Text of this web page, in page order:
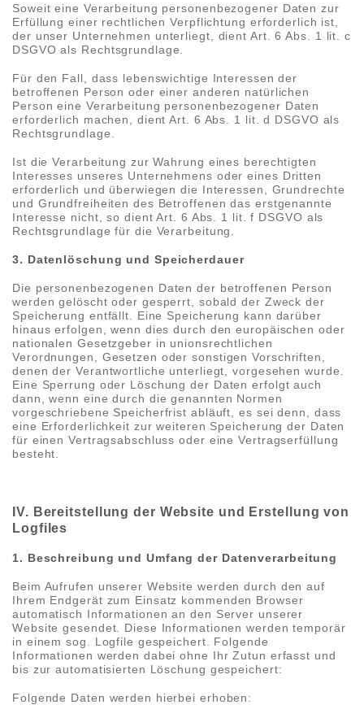
Soweit eine Verarbeitung personenbezogener Daten zur
Erfüllung einer rechtlichen Verpflichtung erforderlich ist,
der unser Unternehmen unterliegt, dient Art. 6 Abs. 1 lit. c
DSGVO als Rechtsgrundlage.
Für den Fall, dass lebenswichtige Interessen der
betroffenen Person oder einer anderen natürlichen
Person eine Verarbeitung personenbezogener Daten
erforderlich machen, dient Art. 6 Abs. 1 lit. d DSGVO als
Rechtsgrundlage.
Ist die Verarbeitung zur Wahrung eines berechtigten
Interesses unseres Unternehmens oder eines Dritten
erforderlich und überwiegen die Interessen, Grundrechte
und Grundfreiheiten des Betroffenen das erstgenannte
Interesse nicht, so dient Art. 6 Abs. 1 lit. f DSGVO als
Rechtsgrundlage für die Verarbeitung.
3. Datenlöschung und Speicherdauer
Die personenbezogenen Daten der betroffenen Person
werden gelöscht oder gesperrt, sobald der Zweck der
Speicherung entfällt. Eine Speicherung kann darüber
hinaus erfolgen, wenn dies durch den europäischen oder
nationalen Gesetzgeber in unionsrechtlichen
Verordnungen, Gesetzen oder sonstigen Vorschriften,
denen der Verantwortliche unterliegt, vorgesehen wurde.
Eine Sperrung oder Löschung der Daten erfolgt auch
dann, wenn eine durch die genannten Normen
vorgeschriebene Speicherfrist abläuft, es sei denn, dass
eine Erforderlichkeit zur weiteren Speicherung der Daten
für einen Vertragsabschluss oder eine Vertragserfüllung
besteht.
IV. Bereitstellung der Website und Erstellung von
Logfiles
1. Beschreibung und Umfang der Datenverarbeitung
Beim Aufrufen unserer Website werden durch den auf
Ihrem Endgerät zum Einsatz kommenden Browser
automatisch Informationen an den Server unserer
Website gesendet. Diese Informationen werden temporär
in einem sog. Logfile gespeichert. Folgende
Informationen werden dabei ohne Ihr Zutun erfasst und
bis zur automatisierten Löschung gespeichert:
Folgende Daten werden hierbei erhoben: